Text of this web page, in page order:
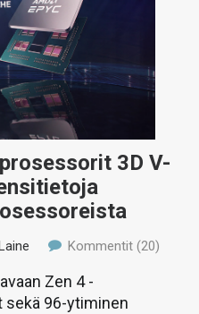
3D V-
Kommentit (20)
Zen 4 -
sekä 96-ytiminen